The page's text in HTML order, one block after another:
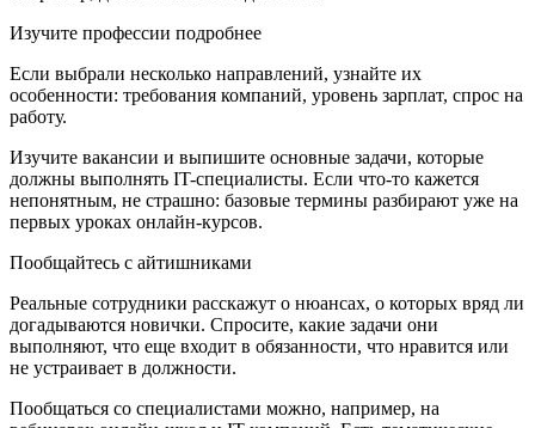
Изучите профессии подробнее
Если выбрали несколько направлений, узнайте их
особенности: требования компаний, уровень зарплат, спрос на
работу.
Изучите вакансии и выпишите основные задачи, которые
должны выполнять IT-специалисты. Если что-то кажется
непонятным, не страшно: базовые термины разбирают уже на
первых уроках онлайн-курсов.
Пообщайтесь с айтишниками
Реальные сотрудники расскажут о нюансах, о которых вряд ли
догадываются новички. Спросите, какие задачи они
выполняют, что еще входит в обязанности, что нравится или
не устраивает в должности.
Пообщаться со специалистами можно, например, на